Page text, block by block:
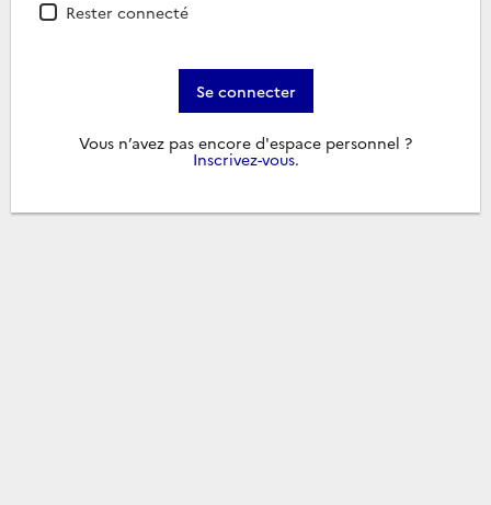
Rester connecté
Se connecter
Vous n’avez pas encore d'espace personnel ?
Inscrivez-vous.